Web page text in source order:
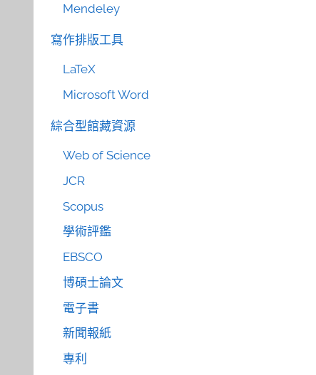
Mendeley
寫作排版工具
LaTeX
Microsoft Word
綜合型館藏資源
Web of Science
JCR
Scopus
學術評鑑
EBSCO
博碩士論文
電子書
新聞報紙
專利